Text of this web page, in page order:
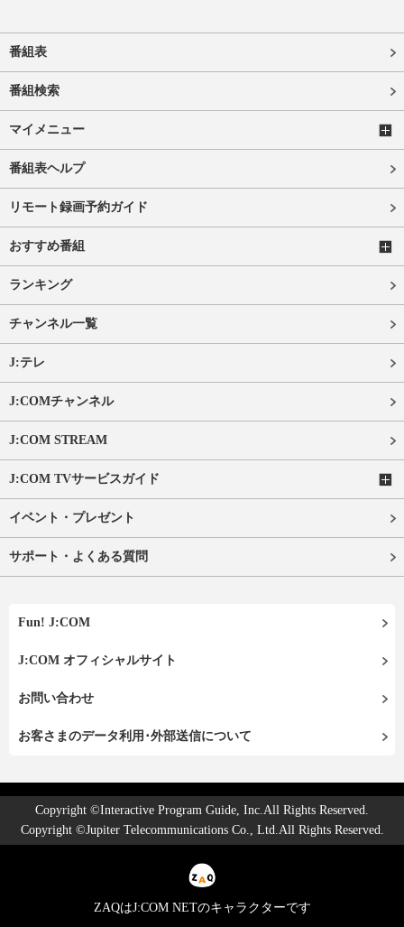
番組表
番組検索
マイメニュー
番組表ヘルプ
リモート録画予約ガイド
おすすめ番組
ランキング
チャンネル一覧
J:テレ
J:COMチャンネル
J:COM STREAM
J:COM TVサービスガイド
イベント・プレゼント
サポート・よくある質問
Fun! J:COM
J:COM オフィシャルサイト
お問い合わせ
お客さまのデータ利用･外部送信について
Copyright ©Interactive Program Guide, Inc.All Rights Reserved.
Copyright ©Jupiter Telecommunications Co., Ltd.All Rights Reserved.
ZAQはJ:COM NETのキャラクターです